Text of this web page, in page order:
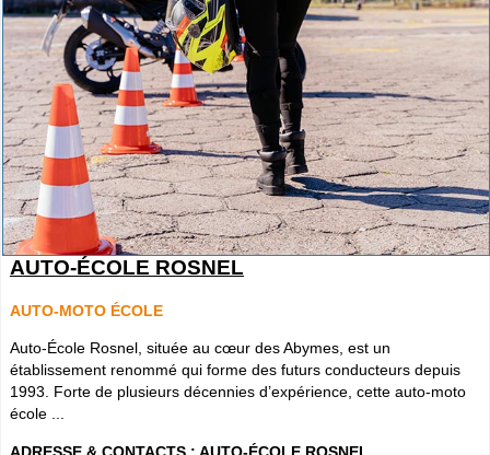
AUTO-ÉCOLE ROSNEL
AUTO-MOTO ÉCOLE
Auto-École Rosnel, située au cœur des Abymes, est un
établissement renommé qui forme des futurs conducteurs depuis
1993. Forte de plusieurs décennies d’expérience, cette auto-moto
école ...
ADRESSE & CONTACTS : AUTO-ÉCOLE ROSNEL